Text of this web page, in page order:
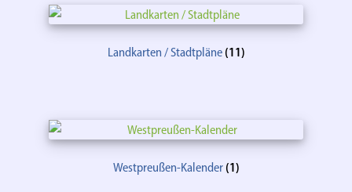
Landkarten / Stadtpläne (11)
Westpreußen-Kalender (1)